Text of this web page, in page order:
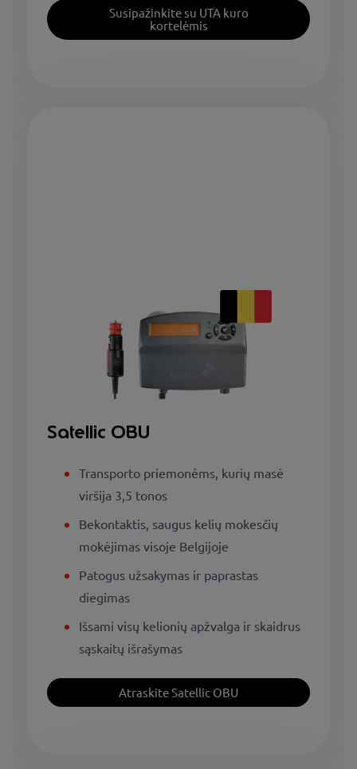
Susipažinkite su UTA kuro
kortelėmis
Satellic OBU
Transporto priemonėms, kurių masė
viršija 3,5 tonos
Bekontaktis, saugus kelių mokesčių
mokėjimas visoje Belgijoje
Patogus užsakymas ir paprastas
diegimas
Išsami visų kelionių apžvalga ir skaidrus
sąskaitų išrašymas
Atraskite Satellic OBU